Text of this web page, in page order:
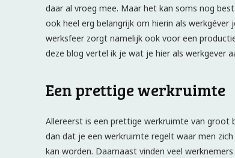
daar al vroeg mee. Maar het kan soms nog
ook heel erg belangrijk om hierin als werkgéver
werksfeer zorgt namelijk ook voor een
deze blog vertel ik je wat je hier als werkgever
Een prettige werkruimte
Allereerst is een prettige werkruimte van groot
dan dat je een werkruimte regelt waar men
kan worden. Daarnaast vinden veel